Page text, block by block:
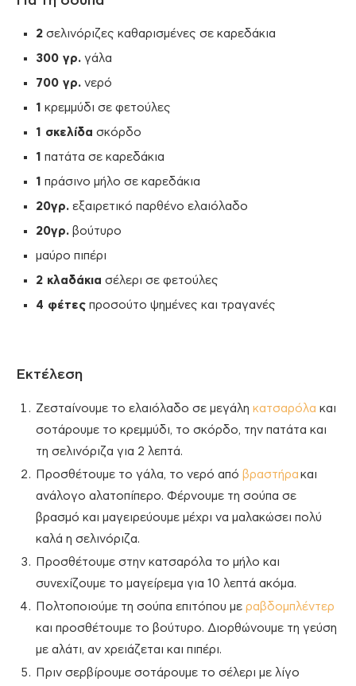
2 σελινόριζες καθαρισμένες σε καρεδάκια
300 γρ. γάλα
700 γρ. νερό
1 κρεμμύδι σε φετούλες
1 σκελίδα σκόρδο
1 πατάτα σε καρεδάκια
1 πράσινο μήλο σε καρεδάκια
20γρ. εξαιρετικό παρθένο ελαιόλαδο
20γρ. βούτυρο
μαύρο πιπέρι
2 κλαδάκια σέλερι σε φετούλες
4 φέτες προσούτο ψημένες και τραγανές
Εκτέλεση
Ζεσταίνουμε το ελαιόλαδο σε μεγάλη κατσαρόλα και
σοτάρουμε το κρεμμύδι, το σκόρδο, την πατάτα και
τη σελινόριζα για 2 λεπτά.
Προσθέτουμε το γάλα, το νερό από βραστήρα και
ανάλογο αλατοπίπερο. Φέρνουμε τη σούπα σε
βρασμό και μαγειρεύουμε μέχρι να μαλακώσει πολύ
καλά η σελινόριζα.
Προσθέτουμε στην κατσαρόλα το μήλο και
συνεχίζουμε το μαγείρεμα για 10 λεπτά ακόμα.
Πολτοποιούμε τη σούπα επιτόπου με ραβδομπλέντερ
και προσθέτουμε το βούτυρο. Διορθώνουμε τη γεύση
με αλάτι, αν χρειάζεται και πιπέρι.
Πριν σερβίρουμε σοτάρουμε το σέλερι με λίγο